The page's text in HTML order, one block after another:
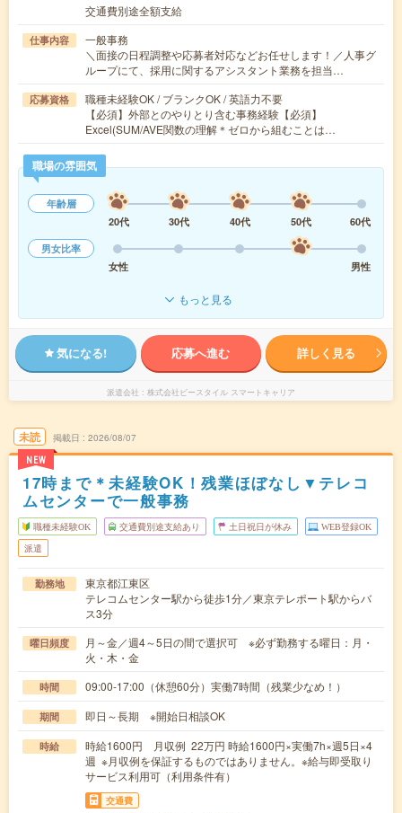
交通費別途全額支給
仕事内容
一般事務
＼面接の日程調整や応募者対応などお任せします！／人事グ
ループにて、採用に関するアシスタント業務を担当…
応募資格
職種未経験OK / ブランクOK / 英語力不要
【必須】外部とのやりとり含む事務経験【必須】
Excel(SUM/AVE関数の理解＊ゼロから組むことは…
職場の雰囲気
年齢層
20代
30代 40代 50代
60代
男女比率
女性
男性
もっと見る
気になる! 応募へ進む 詳しく見る
派遣会社 株式会社ビースタイル スマートキャリア
未読
NEW
掲載日 2026/08/07
17時まで＊未経験OK！残業ほぼなし▼テレコ
ムセンターで一般事務
職種未経験OK 交通費別途支給あり 土日祝日が休み WEB登録OK
派遣
勤務地
東京都江東区
テレコムセンター駅から徒歩1分／東京テレポート駅からバ
ス3分
曜日頻度
月～金／週4～5日の間で選択可 ※必ず勤務する曜日：月・
火・木・金
時間 09:00-17:00（休憩60分）実働7時間（残業少なめ！）
期間 即日～長期 ※開始日相談OK
時給
時給1600円 月収例 22万円 時給1600円×実働7h×週5日×4
週 ※月収例を保証するものではありません。※給与即受取り
サービス利用可（利用条件有）
交通費